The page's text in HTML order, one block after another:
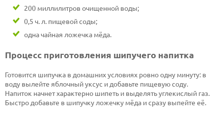
200 миллилитров очищенной воды;
0,5 ч. л. пищевой соды;
одна чайная ложечка мёда.
Процесс приготовления шипучего напитка
Готовится шипучка в домашних условиях ровно одну минуту: в
воду вылейте яблочный уксус и добавьте пищевую соду.
Напиток начнет характерно шипеть и выделять углекислый газ.
Быстро добавьте в шипучку ложечку мёда и сразу выпейте её.